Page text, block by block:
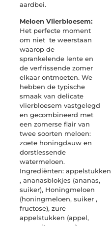
aardbei.
Meloen Vlierbloesem:
Het perfecte moment
om niet te weerstaan ​​
waarop de
sprankelende lente en
de verfrissende zomer
elkaar ontmoeten. We
hebben de typische
smaak van delicate
vlierbloesem vastgelegd
en gecombineerd met
een zomerse flair van
twee soorten meloen:
zoete honingdauw en
dorstlessende
watermeloen.
Ingrediënten: appelstukken
, ananasblokjes (ananas,
suiker), Honingmeloen
(honingmeloen, suiker ,
fructose), zure
appelstukken (appel,